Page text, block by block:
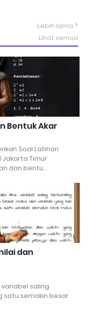
Lebih lama
Lihat semua
Bentuk Akar
Soal Latihan
Jakarta Timur
dan bentu…
dan
saling
satu semakin besar